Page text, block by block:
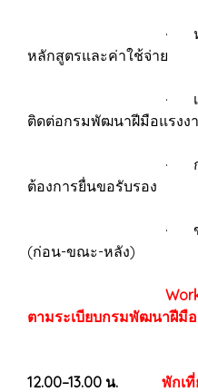
· หลักเกณฑ์
หลักสูตรและค่าใช้จ่าย
· เอกสารต่า
ติดต่อกรมพัฒนาฝีมือแรงง
· การจัดทำ
ต้องการยื่นขอรับรอง
· ขั้นตอนการ
(ก่อน-ขณะ-หลัง)
ตามระเบียบกรมพัฒนาฝีมื
12.00–13.00 น. พักเที่